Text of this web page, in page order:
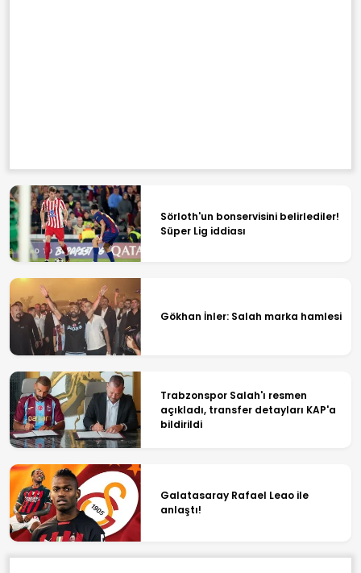
Sörloth'un bonservisini belirlediler!
Süper Lig iddiası
Gökhan İnler: Salah marka hamlesi
Trabzonspor Salah'ı resmen
açıkladı, transfer detayları KAP'a
bildirildi
Galatasaray Rafael Leao ile
anlaştı!